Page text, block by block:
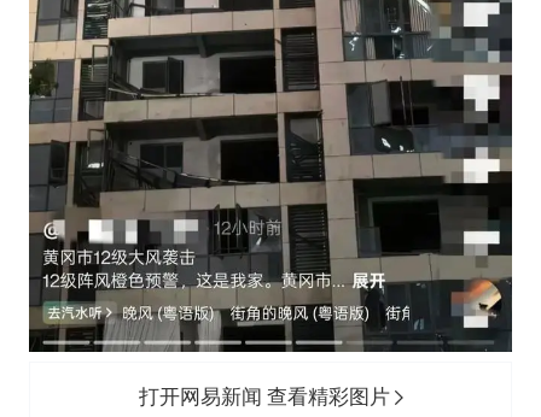
打开网易新闻 查看精彩图片